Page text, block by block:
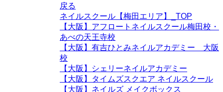
戻る
ネイルスクール【梅田エリア】_TOP
【大阪】アフロートネイルスクール梅田校・
あべの天王寺校
【大阪】有吉ひとみネイルアカデミー 大阪
校
【大阪】シェリーネイルアカデミー
【大阪】タイムズスクエア ネイルスクール
【大阪】ネイルズ メイクボックス